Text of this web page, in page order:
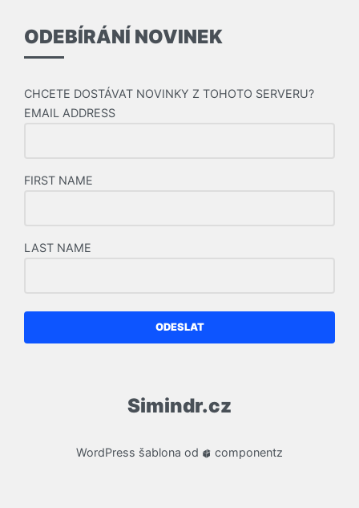
Simindr.cz
WordPress šablona od componentz
ODEBÍRÁNÍ NOVINEK
CHCETE DOSTÁVAT NOVINKY Z TOHOTO SERVERU?
EMAIL ADDRESS
FIRST NAME
LAST NAME
ODESLAT